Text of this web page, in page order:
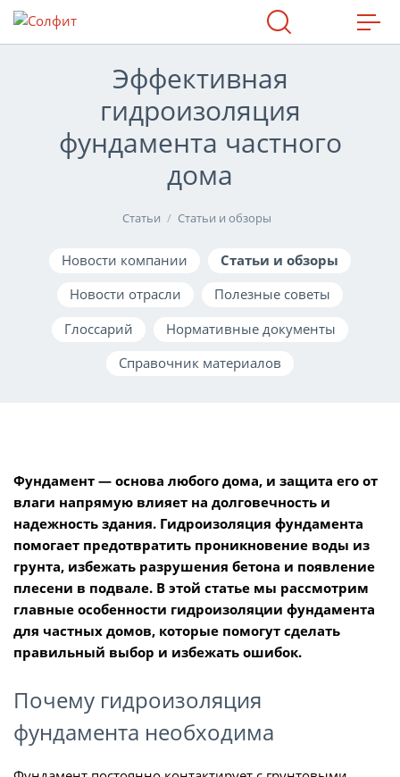
МАХ
Эффективная
гидроизоляция
фундамента частного
дома
Статьи Статьи и обзоры
Новости компании
Статьи и обзоры
Новости отрасли
Полезные советы
Глоссарий
Нормативные документы
Справочник материалов
Фундамент — основа любого дома, и защита его от
влаги напрямую влияет на долговечность и
надежность здания. Гидроизоляция фундамента
помогает предотвратить проникновение воды из
грунта, избежать разрушения бетона и появление
плесени в подвале. В этой статье мы рассмотрим
главные особенности гидроизоляции фундамента
для частных домов, которые помогут сделать
правильный выбор и избежать ошибок.
Почему гидроизоляция
фундамента необходима